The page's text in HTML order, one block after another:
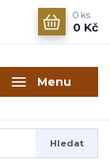
Menu
Hledat
0 ks
0 Kč